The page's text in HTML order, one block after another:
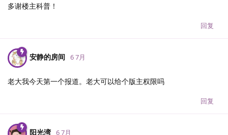
多谢楼主科普！
回复
安静的房间 6 7月
老大我今天第一个报道。老大可以给个版主权限吗
回复
阳光湾 6 7月